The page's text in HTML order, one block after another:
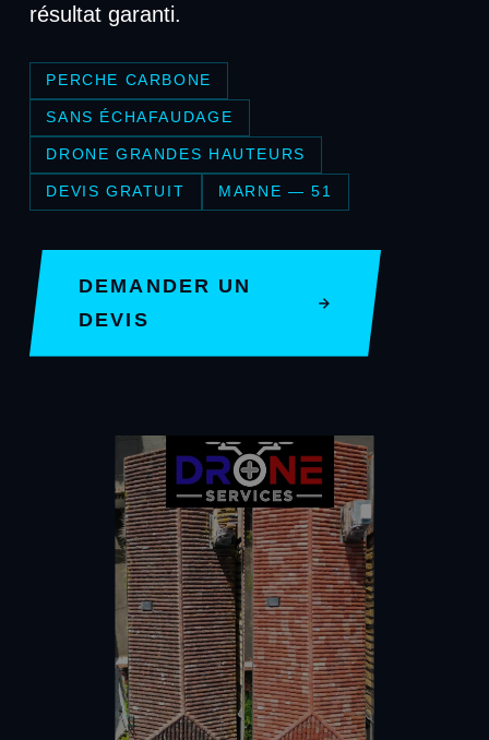
résultat garanti.
PERCHE CARBONE
SANS ÉCHAFAUDAGE
DRONE GRANDES HAUTEURS
DEVIS GRATUIT MARNE — 51
DEMANDER UN
DEVIS